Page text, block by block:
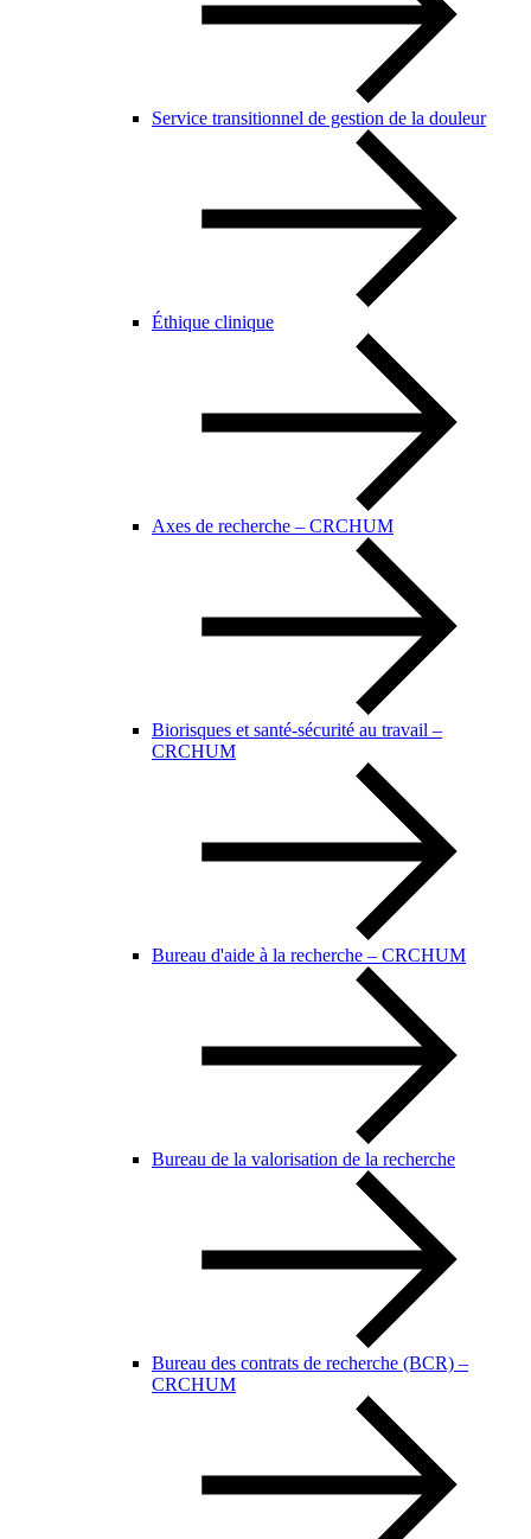
Service transitionnel de gestion de la douleur
Éthique clinique
Axes de recherche – CRCHUM
Biorisques et santé-sécurité au travail –
CRCHUM
Bureau d'aide à la recherche – CRCHUM
Bureau de la valorisation de la recherche
Bureau des contrats de recherche (BCR) –
CRCHUM